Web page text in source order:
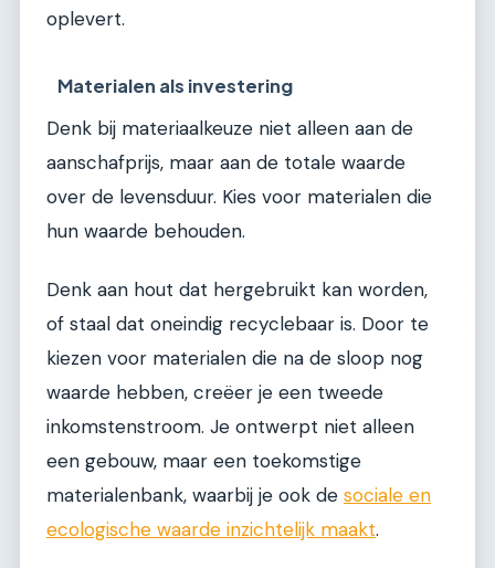
oplevert.
Materialen als investering
Denk bij materiaalkeuze niet alleen aan de
aanschafprijs, maar aan de totale waarde
over de levensduur. Kies voor materialen die
hun waarde behouden.
Denk aan hout dat hergebruikt kan worden,
of staal dat oneindig recyclebaar is. Door te
kiezen voor materialen die na de sloop nog
waarde hebben, creëer je een tweede
inkomstenstroom. Je ontwerpt niet alleen
een gebouw, maar een toekomstige
materialenbank, waarbij je ook de sociale en
ecologische waarde inzichtelijk maakt.